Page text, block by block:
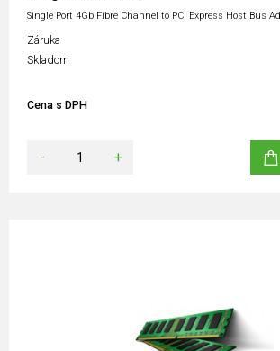
Single Port 4Gb Fibre Channel to PCI Express Host Bus
Záruka
Skladom
Cena s DPH
- +